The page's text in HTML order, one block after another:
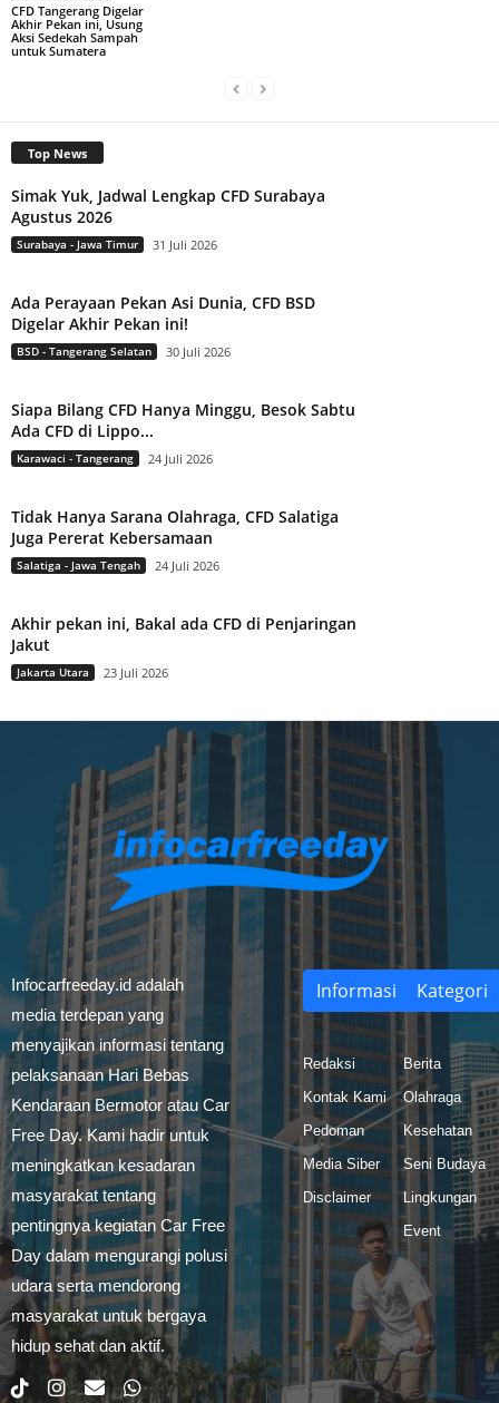
CFD Tangerang Digelar
Akhir Pekan ini, Usung
Aksi Sedekah Sampah
untuk Sumatera
Top News
Simak Yuk, Jadwal Lengkap CFD Surabaya
Agustus 2026
Surabaya - Jawa Timur 31 Juli 2026
Ada Perayaan Pekan Asi Dunia, CFD BSD
Digelar Akhir Pekan ini!
BSD - Tangerang Selatan 30 Juli 2026
Siapa Bilang CFD Hanya Minggu, Besok Sabtu
Ada CFD di Lippo...
Karawaci - Tangerang 24 Juli 2026
Tidak Hanya Sarana Olahraga, CFD Salatiga
Juga Pererat Kebersamaan
Salatiga - Jawa Tengah 24 Juli 2026
Akhir pekan ini, Bakal ada CFD di Penjaringan
Jakut
Jakarta Utara 23 Juli 2026
Infocarfreeday.id adalah
media terdepan yang
menyajikan informasi tentang
pelaksanaan Hari Bebas
Kendaraan Bermotor atau Car
Free Day. Kami hadir untuk
meningkatkan kesadaran
masyarakat tentang
pentingnya kegiatan Car Free
Day dalam mengurangi polusi
udara serta mendorong
masyarakat untuk bergaya
hidup sehat dan aktif.
Informasi
Redaksi
Kontak Kami
Pedoman
Media Siber
Disclaimer
Kategori
Berita
Olahraga
Kesehatan
Seni Budaya
Lingkungan
Event